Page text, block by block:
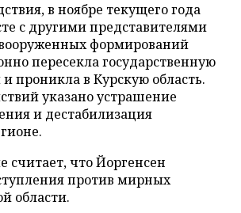
в ноябре текущего года
с другими представителями
формирований
пересекла государственную
проникла в Курскую область.
указано устрашение
и дестабилизация
считает, что Йоргенсен
против мирных
области.